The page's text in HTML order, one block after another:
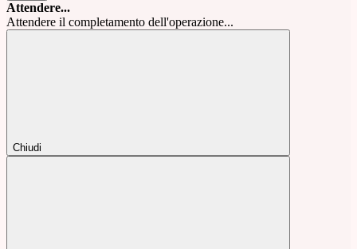
Attendere...
Attendere il completamento dell'operazione...
Chiudi